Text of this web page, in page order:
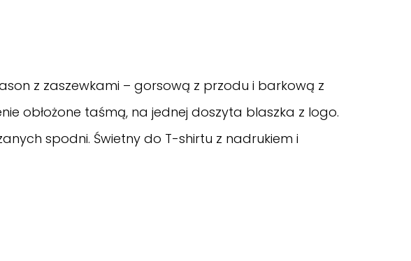
z zaszewkami – gorsową z przodu i barkową z
obłożone taśmą, na jednej doszyta blaszka z logo.
spodni. Świetny do T-shirtu z nadrukiem i